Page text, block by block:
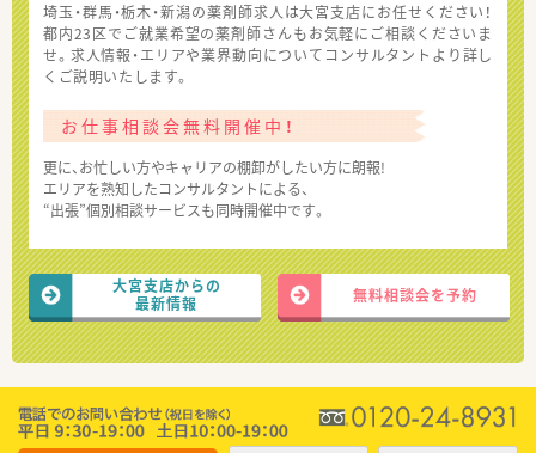
埼玉・群馬・栃木・新潟の薬剤師求人は大宮支店にお任せください！
都内23区でご就業希望の薬剤師さんもお気軽にご相談くださいま
せ。求人情報・エリアや業界動向についてコンサルタントより詳し
くご説明いたします。
お仕事相談会無料開催中！
更に、お忙しい方やキャリアの棚卸がしたい方に朗報!
エリアを熟知したコンサルタントによる、
“出張”個別相談サービスも同時開催中です。
大宮支店からの
最新情報
無料相談会を予約